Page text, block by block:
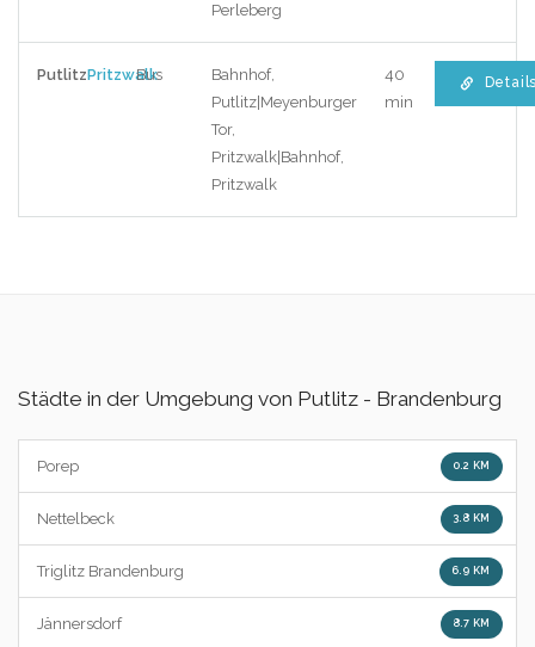
Perleberg
PutlitzPritzwalk
Bus
Bahnhof,
Putlitz|Meyenburger
Tor,
Pritzwalk|Bahnhof,
Pritzwalk
40
min
Städte in der Umgebung von Putlitz - Brandenburg
Porep 0.2 KM
Nettelbeck 3.8 KM
Triglitz Brandenburg 6.9 KM
Jännersdorf 8.7 KM